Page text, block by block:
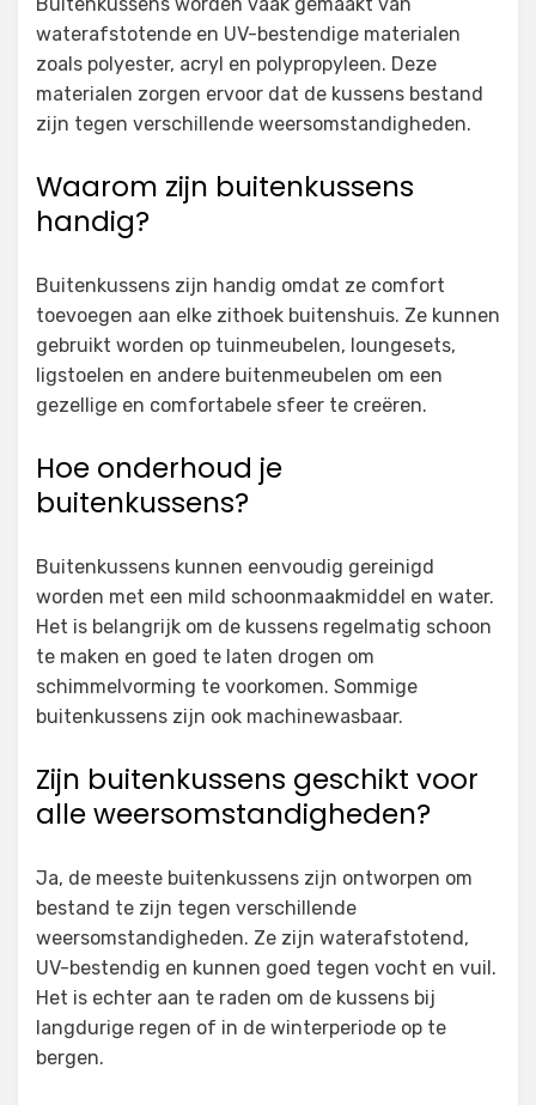
waterafstotende en UV-bestendige materialen
zoals polyester, acryl en polypropyleen. Deze
materialen zorgen ervoor dat de kussens bestand
zijn tegen verschillende weersomstandigheden.
Waarom zijn buitenkussens
handig?
Buitenkussens zijn handig omdat ze comfort
toevoegen aan elke zithoek buitenshuis. Ze kunnen
gebruikt worden op tuinmeubelen, loungesets,
ligstoelen en andere buitenmeubelen om een
gezellige en comfortabele sfeer te creëren.
Hoe onderhoud je
buitenkussens?
Buitenkussens kunnen eenvoudig gereinigd
worden met een mild schoonmaakmiddel en water.
Het is belangrijk om de kussens regelmatig schoon
te maken en goed te laten drogen om
schimmelvorming te voorkomen. Sommige
buitenkussens zijn ook machinewasbaar.
Zijn buitenkussens geschikt voor
alle weersomstandigheden?
Ja, de meeste buitenkussens zijn ontworpen om
bestand te zijn tegen verschillende
weersomstandigheden. Ze zijn waterafstotend,
UV-bestendig en kunnen goed tegen vocht en vuil.
Het is echter aan te raden om de kussens bij
langdurige regen of in de winterperiode op te
bergen.